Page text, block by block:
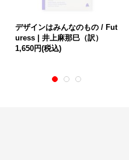
デザインはみんなのもの / Fut
uress | 井上麻那巳（訳）
1,650円(税込)